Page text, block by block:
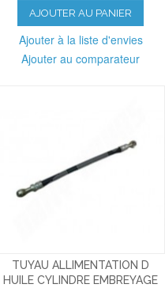
AJOUTER AU PANIER
Ajouter à la liste d'envies
Ajouter au comparateur
TUYAU ALLIMENTATION D
HUILE CYLINDRE EMBREYAGE